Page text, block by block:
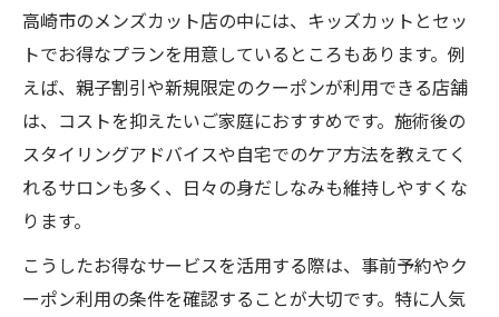
高崎市のメンズカット店の中には、キッズカットとセッ
トでお得なプランを用意しているところもあります。例
えば、親子割引や新規限定のクーポンが利用できる店舗
は、コストを抑えたいご家庭におすすめです。施術後の
スタイリングアドバイスや自宅でのケア方法を教えてく
れるサロンも多く、日々の身だしなみも維持しやすくな
ります。
こうしたお得なサービスを活用する際は、事前予約やク
ーポン利用の条件を確認することが大切です。特に人気